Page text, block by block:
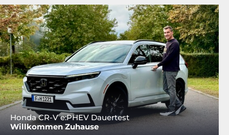
Honda CR-V e:PHEV Dauertest
Willkommen Zuhause